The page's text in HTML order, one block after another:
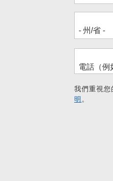
我們重視
明。